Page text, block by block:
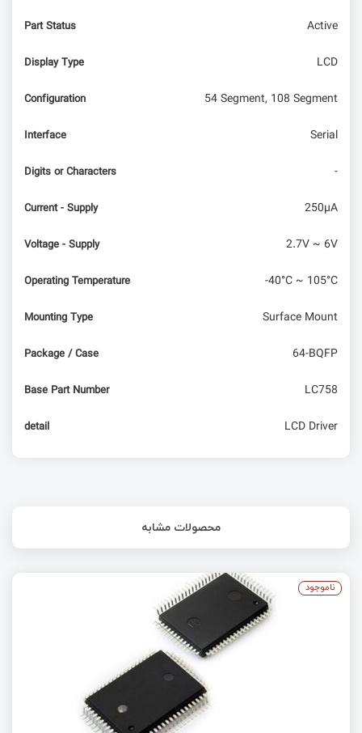
امبدد لینوکس – کار با crosstool-NG - زنجیره‌ای از
Part Status Active
Display Type LCD
Configuration 54 Segment, 108 Segment
Interface Serial
Digits or Characters -
Current - Supply 250µA
Voltage - Supply 2.7V ~ 6V
Operating Temperature -40°C ~ 105°C
Mounting Type Surface Mount
Package / Case 64-BQFP
Base Part Number LC758
detail LCD Driver
محصولات مشابه
ناموجود